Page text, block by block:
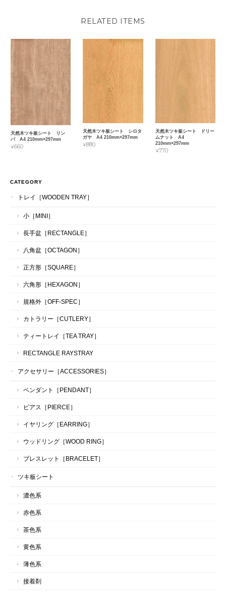
RELATED ITEMS
天然木ツキ板シート リン
パ A4 210mm×297mm
¥660
天然木ツキ板シート シロタ
ガヤ A4 210mm×297mm
¥880
天然木ツキ板シート ドリー
ムナット A4
210mm×297mm
¥770
CATEGORY
トレイ［WOODEN TRAY］
小［MINI］
長手盆［RECTANGLE］
八角盆［OCTAGON］
正方形［SQUARE］
六角形［HEXAGON］
規格外［OFF-SPEC］
カトラリー［CUTLERY］
ティートレイ［TEA TRAY］
RECTANGLE RAYSTRAY
アクセサリー［ACCESSORIES］
ペンダント［PENDANT］
ピアス［PIERCE］
イヤリング［EARRING］
ウッドリング［WOOD RING］
ブレスレット［BRACELET］
ツキ板シート
濃色系
赤色系
茶色系
黄色系
薄色系
接着剤